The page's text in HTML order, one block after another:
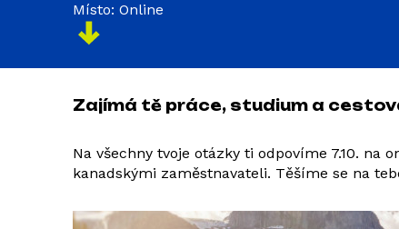
Místo: Online
Zajímá tě práce, studium a
Na všechny tvoje otázky ti odpovíme 7.10. na
kanadskými zaměstnavateli. Těšíme se na